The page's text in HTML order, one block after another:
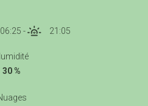
06:25 - 21:05
30 %